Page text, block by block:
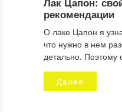
рекомендации
О лаке Цапон я
что нужно в нем
детально. Поэтому
Далее